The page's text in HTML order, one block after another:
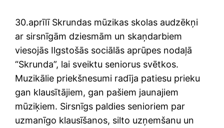
30.aprīlī Skrundas mūzikas skolas audzēkņi
ar sirsnīgām dziesmām un skaņdarbiem
viesojās Ilgstošās sociālās aprūpes nodaļā
“Skrunda”, lai sveiktu seniorus svētkos.
Muzikālie priekšnesumi radīja patiesu prieku
gan klausītājiem, gan pašiem jaunajiem
mūziķiem. Sirsnīgs paldies senioriem par
uzmanīgo klausīšanos, silto uzņemšanu un